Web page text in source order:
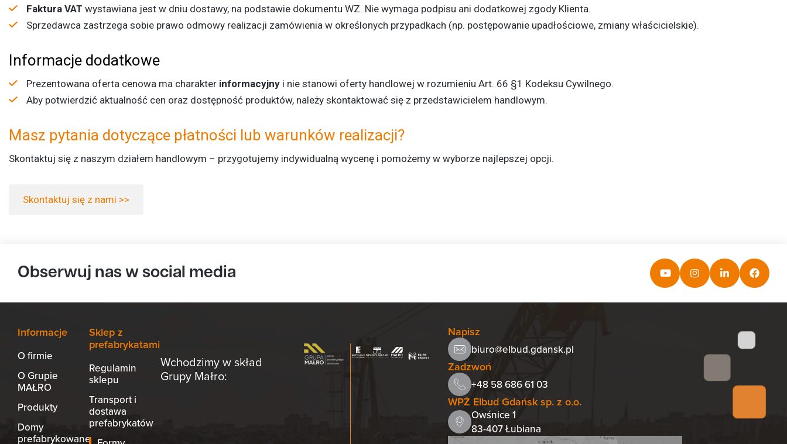
Faktura VAT wystawiana jest w dniu dostawy, na podstawie dokumentu WZ. Nie wymaga podpisu ani dodatkowej zgody Klienta.
Sprzedawca zastrzega sobie prawo odmowy realizacji zamówienia w określonych przypadkach (np. postępowanie upadłościowe, zmiany właścicielskie).
Informacje dodatkowe
Prezentowana oferta cenowa ma charakter informacyjny i nie stanowi oferty handlowej w rozumieniu Art. 66 §1 Kodeksu Cywilnego.
Aby potwierdzić aktualność cen oraz dostępność produktów, należy skontaktować się z przedstawicielem handlowym.
Masz pytania dotyczące płatności lub warunków realizacji?
Skontaktuj się z naszym działem handlowym – przygotujemy indywidualną wycenę i pomożemy w wyborze najlepszej opcji.
Skontaktuj się z nami >>
Obserwuj nas w social media
Informacje
O firmie
O Grupie
MAŁRO
Produkty
Domy
prefabrykowane
Sklep z
prefabrykatami
Regulamin
sklepu
Transport i
dostawa
prefabrykatów
Wchodzimy w skład
Grupy Małro:
Napisz
biuro@elbud.gdansk.pl
Zadzwoń
+48 58 686 61 03
WPŻ Elbud Gdańsk sp. z o.o.
Owśnice 1
83-407 Łubiana